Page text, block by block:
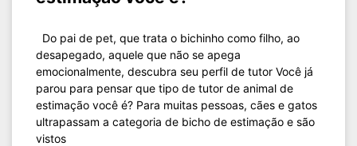
Do pai de pet, que trata o bichinho como filho, ao
desapegado, aquele que não se apega
emocionalmente, descubra seu perfil de tutor Você já
parou para pensar que tipo de tutor de animal de
estimação você é? Para muitas pessoas, cães e gatos
ultrapassam a categoria de bicho de estimação e são
vistos